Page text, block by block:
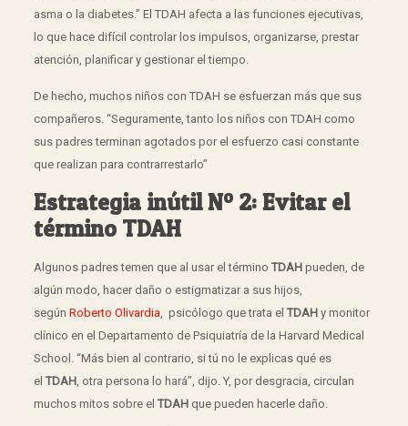
asma o la diabetes.” El TDAH afecta a las funciones ejecutivas,
lo que hace difícil controlar los impulsos, organizarse, prestar
atención, planificar y gestionar el tiempo.
De hecho, muchos niños con TDAH se esfuerzan más que sus
compañeros. “Seguramente, tanto los niños con TDAH como
sus padres terminan agotados por el esfuerzo casi constante
que realizan para contrarrestarlo”
Estrategia inútil Nº 2: Evitar el
término TDAH
Algunos padres temen que al usar el término TDAHpueden, de
algún modo, hacer daño o estigmatizar a sus hijos,
según Roberto Olivardia , psicólogo que trata el TDAHy monitor
clínico en el Departamento de Psiquiatría de la Harvard Medical
School. “Más bien al contrario, si tú no le explicas qué es
el TDAH, otra persona lo hará”, dijo. Y, por desgracia, circulan
muchos mitos sobre el TDAHque pueden hacerle daño.